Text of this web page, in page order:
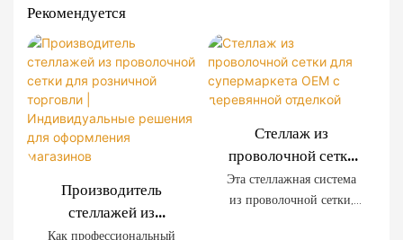
Рекомендуется
Производитель
стеллажей из
проволочной сетки
Как профессиональный
Стеллаж из
проволочной сетки
для супермаркета
OEM с деревянной
Эта стеллажная система
из проволочной сетки,